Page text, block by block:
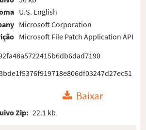
U.S. English
Microsoft Corporation
Microsoft File Patch Application API
Baixar
Zip: 22.1 kb